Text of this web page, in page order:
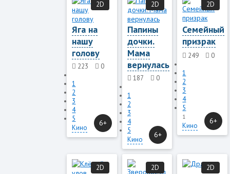
Яга на
нашу
голову
223
0
1
2
3
4
5
Кино
2D
6+
Папины
дочки.
Мама
вернулась
187
0
1
2
3
4
5
Кино
2D
6+
Семейный
призрак
249
0
1
2
3
4
5
1
Кино
2D
6+
2D 2D 2D